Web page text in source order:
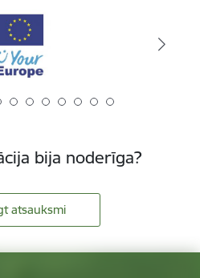
bija noderīga?
atsauksmi